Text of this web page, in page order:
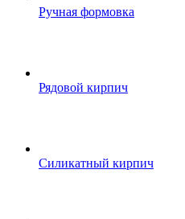
Ручная формовка
Рядовой кирпич
Силикатный кирпич